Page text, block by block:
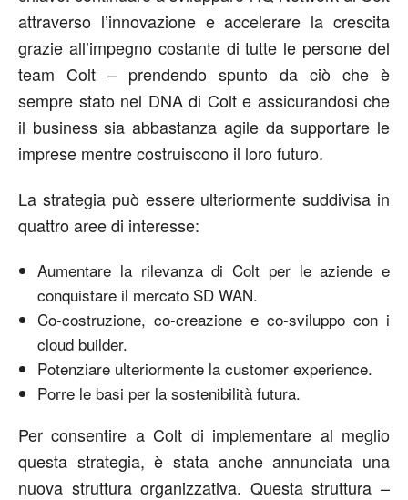
attraverso l’innovazione e accelerare la crescita
grazie all’impegno costante di tutte le persone del
team Colt – prendendo spunto da ciò che è
sempre stato nel DNA di Colt e assicurandosi che
il business sia abbastanza agile da supportare le
imprese mentre costruiscono il loro futuro.
La strategia può essere ulteriormente suddivisa in
quattro aree di interesse:
Aumentare la rilevanza di Colt per le aziende e
conquistare il mercato SD WAN.
Co-costruzione, co-creazione e co-sviluppo con i
cloud builder.
Potenziare ulteriormente la customer experience.
Porre le basi per la sostenibilità futura.
Per consentire a Colt di implementare al meglio
questa strategia, è stata anche annunciata una
nuova struttura organizzativa. Questa struttura –